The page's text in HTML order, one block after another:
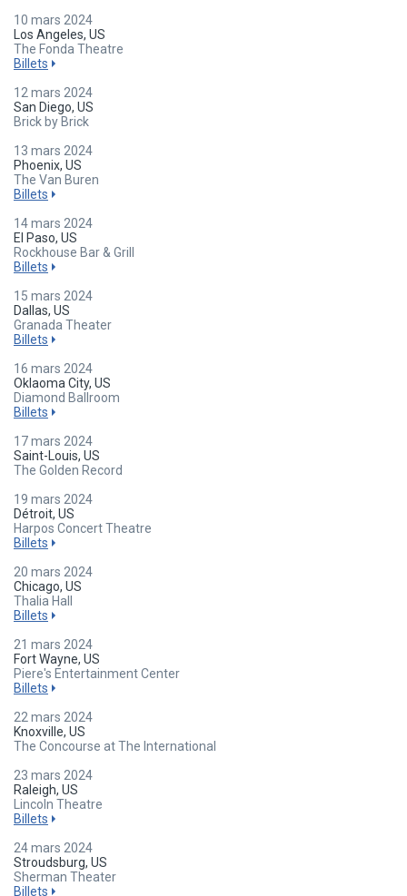
10 mars 2024
Los Angeles, US
The Fonda Theatre
Billets
12 mars 2024
San Diego, US
Brick by Brick
13 mars 2024
Phoenix, US
The Van Buren
Billets
14 mars 2024
El Paso, US
Rockhouse Bar & Grill
Billets
15 mars 2024
Dallas, US
Granada Theater
Billets
16 mars 2024
Oklaoma City, US
Diamond Ballroom
Billets
17 mars 2024
Saint-Louis, US
The Golden Record
19 mars 2024
Détroit, US
Harpos Concert Theatre
Billets
20 mars 2024
Chicago, US
Thalia Hall
Billets
21 mars 2024
Fort Wayne, US
Piere's Entertainment Center
Billets
22 mars 2024
Knoxville, US
The Concourse at The International
23 mars 2024
Raleigh, US
Lincoln Theatre
Billets
24 mars 2024
Stroudsburg, US
Sherman Theater
Billets